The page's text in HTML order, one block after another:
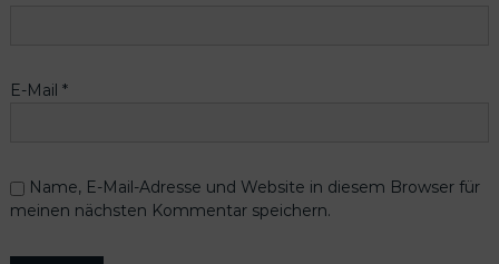
E-Mail *
Name, E-Mail-Adresse und Website in diesem Browser für
meinen nächsten Kommentar speichern.